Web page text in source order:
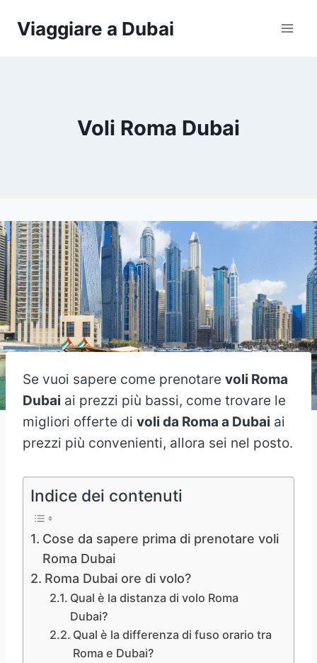
Viaggiare a Dubai
Voli Roma Dubai
Se vuoi sapere come prenotare voli Roma
Dubai ai prezzi più bassi, come trovare le
migliori offerte di voli da Roma a Dubai ai
prezzi più convenienti, allora sei nel posto.
Indice dei contenuti
Cose da sapere prima di prenotare voli
Roma Dubai
Roma Dubai ore di volo?
Qual è la distanza di volo Roma
Dubai?
Qual è la differenza di fuso orario tra
Roma e Dubai?